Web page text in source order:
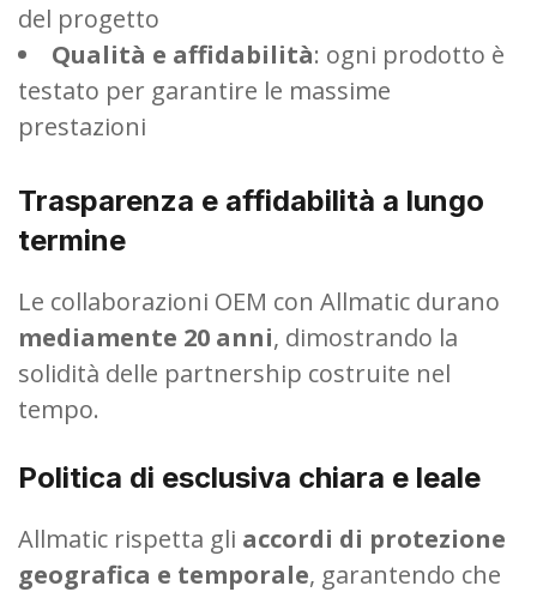
del progetto
Qualità e affidabilità: ogni prodotto è
testato per garantire le massime
prestazioni
Trasparenza e affidabilità a lungo
termine
Le collaborazioni OEM con Allmatic durano
mediamente 20 anni, dimostrando la
solidità delle partnership costruite nel
tempo.
Politica di esclusiva chiara e leale
Allmatic rispetta gli accordi di protezione
geografica e temporale, garantendo che